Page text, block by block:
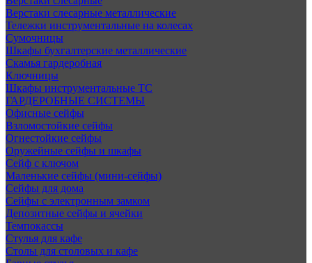
Верстаки слесарные металлические
Тележки инструментальные на колесах
Сумочницы
Шкафы бухгалтерские металлические
Скамья гардеробная
Ключницы
Шкафы инструментальные ТС
ГАРДЕРОБНЫЕ СИСТЕМЫ
Офисные сейфы
Взломостойкие сейфы
Огнестойкие сейфы
Оружейные сейфы и шкафы
Сейф с ключом
Маленькие сейфы (мини-сейфы)
Сейфы для дома
Сейфы с электронным замком
Депозитные сейфы и ячейки
Темпокассы
Стулья для кафе
Столы для столовых и кафе